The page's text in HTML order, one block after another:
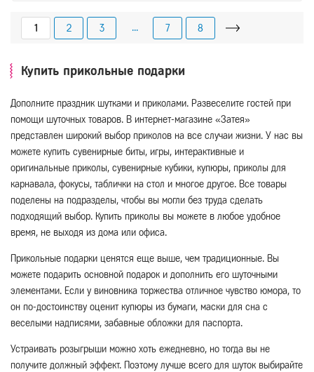
1 2 3 ... 7 8
Купить прикольные подарки
Дополните праздник шутками и приколами. Развеселите гостей при
помощи шуточных товаров. В интернет-магазине «Затея»
представлен широкий выбор приколов на все случаи жизни. У нас вы
можете купить сувенирные биты, игры, интерактивные и
оригинальные приколы, сувенирные кубики, купюры, приколы для
карнавала, фокусы, таблички на стол и многое другое. Все товары
поделены на подразделы, чтобы вы могли без труда сделать
подходящий выбор. Купить приколы вы можете в любое удобное
время, не выходя из дома или офиса.
Прикольные подарки ценятся еще выше, чем традиционные. Вы
можете подарить основной подарок и дополнить его шуточными
элементами. Если у виновника торжества отличное чувство юмора, то
он по-достоинству оценит купюры из бумаги, маски для сна с
веселыми надписями, забавные обложки для паспорта.
Устраивать розыгрыши можно хоть ежедневно, но тогда вы не
получите должный эффект. Поэтому лучше всего для шуток выбирайте